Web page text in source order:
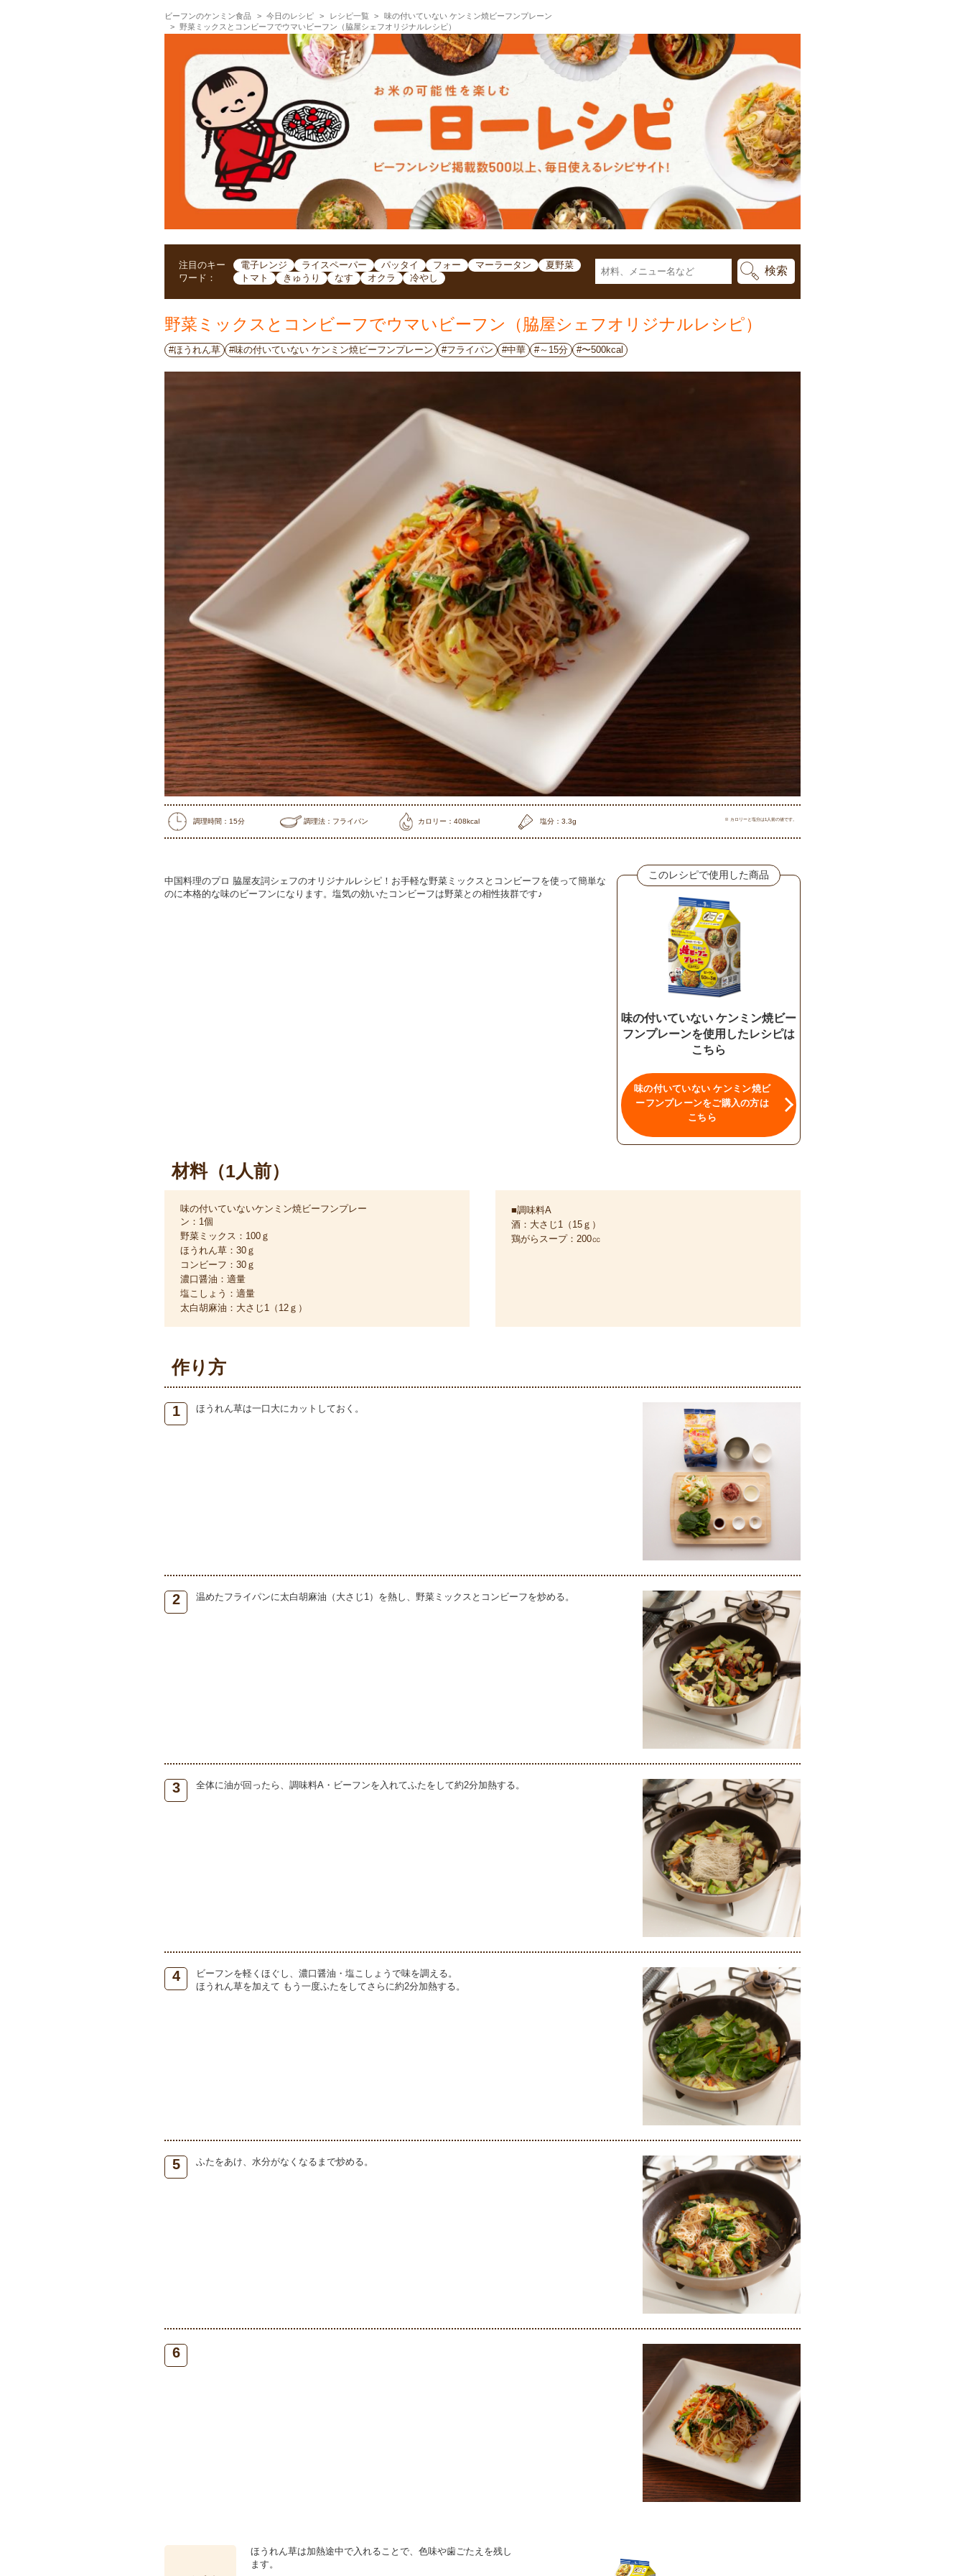
ビーフンのケンミン食品 今日のレシピ レシピ一覧
味の付いていない ケンミン焼ビーフンプレーン
野菜ミックスとコンビーフでウマいビーフン（脇屋シェフオリジナルレシピ）
注目のキー
ワード：
電子レンジ ライスペーパー パッタイ フォー マーラータン
夏野菜
トマト
きゅうり なす オクラ 冷やし
野菜ミックスとコンビーフでウマいビーフン（脇屋シェフオリジナルレシピ）
#ほうれん草 #味の付いていない ケンミン焼ビーフンプレーン #フライパン #中華 #～15分 #〜500kcal
調理時間：15分 調理法：フライパン カロリー：408kcal 塩分：3.3g ※ カロリーと塩分は1人前の値です。
中国料理のプロ 脇屋友詞シェフのオリジナルレシピ！お手軽な野菜ミックスとコンビーフを使って簡単な
のに本格的な味のビーフンになります。塩気の効いたコンビーフは野菜との相性抜群です♪
このレシピで使用した商品
味の付いていない ケンミン焼ビー
フンプレーンを使用したレシピは
こちら
味の付いていない ケンミン焼ビ
ーフンプレーンをご購入の方は
こちら
材料（1人前）
味の付いていないケンミン焼ビーフンプレー
ン：1個
野菜ミックス：100ｇ
ほうれん草：30ｇ
コンビーフ：30ｇ
濃口醤油：適量
塩こしょう：適量
太白胡麻油：大さじ1（12ｇ）
■調味料A
酒：大さじ1（15ｇ）
鶏がらスープ：200㏄
作り方
1 ほうれん草は一口大にカットしておく。
2 温めたフライパンに太白胡麻油（大さじ1）を熱し、野菜ミックスとコンビーフを炒める。
3 全体に油が回ったら、調味料A・ビーフンを入れてふたをして約2分加熱する。
4
ビーフンを軽くほぐし、濃口醤油・塩こしょうで味を調える。
ほうれん草を加えて もう一度ふたをしてさらに約2分加熱する。
5 ふたをあけ、水分がなくなるまで炒める。
6
ほうれん草は加熱途中で入れることで、色味や歯ごたえを残し
ます。